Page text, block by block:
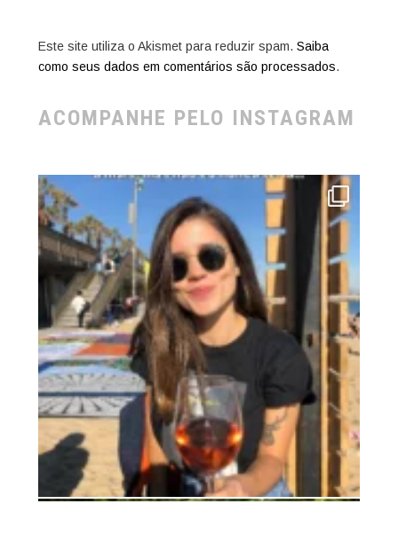
Este site utiliza o Akismet para reduzir spam. Saiba
como seus dados em comentários são processados.
ACOMPANHE PELO INSTAGRAM